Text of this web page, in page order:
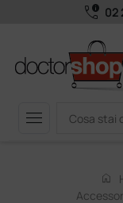
call_quality 02
menu
home